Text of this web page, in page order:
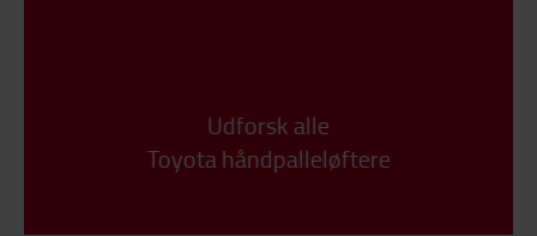
Udforsk alle
Toyota håndpalleløftere